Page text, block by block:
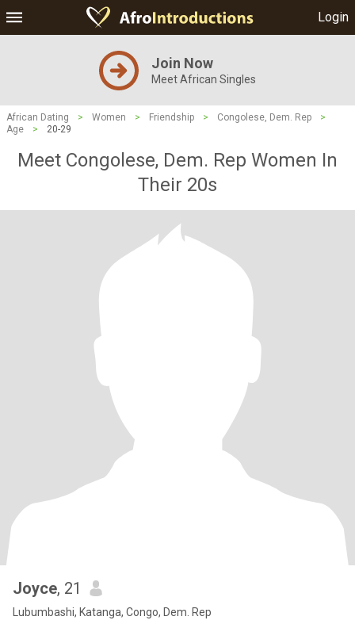
Login
Join Now
Meet African Singles
African Dating > Women > Friendship > Congolese, Dem. Rep
>
Age
> 20-29
Meet Congolese, Dem. Rep Women In
Their 20s
Joyce, 21
Lubumbashi, Katanga, Congo, Dem. Rep